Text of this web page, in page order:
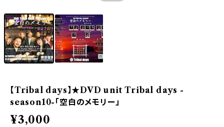
【Tribal days】★DVD unit Tribal days -
season10-「空白のメモリー」
¥3,000